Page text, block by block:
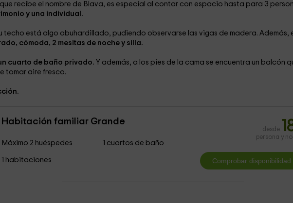
recibe el nombre de Blava, es especial al contar con espacio hasta para 3
y una individual.
techo está algo abuhardillado, pudiendo observarse las vigas de madera. Además,
cómoda, 2 mesitas de noche y silla.
cuarto de baño privado. Y además, a los pies de la cama se encuentra un balcón
tomar aire fresco.
Habitación familiar Grande
Máximo 2 huéspedes
1 habitaciones
1 cuartos de baño
desde
persona y